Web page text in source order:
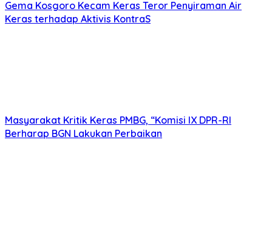
Gema Kosgoro Kecam Keras Teror Penyiraman Air
Keras terhadap Aktivis KontraS
Masyarakat Kritik Keras PMBG, “Komisi IX DPR-RI
Berharap BGN Lakukan Perbaikan